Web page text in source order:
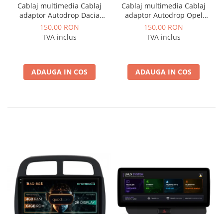
Cablaj multimedia Cablaj
adaptor Autodrop Dacia
Logan / Sandero pentru
Navigatii multimedia
150,00 RON
TVA inclus
ADAUGA IN COS
Cablaj multimedia Cablaj
adaptor Autodrop Opel
pentru Navigatii
multimedia Android
150,00 RON
TVA inclus
ADAUGA IN COS